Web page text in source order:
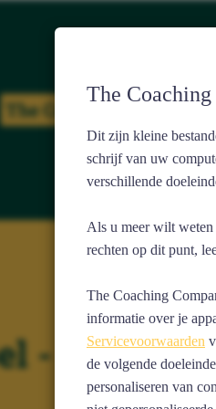
-
The
Dit zijn kleine
schrijf van uw
verschillende
Als u meer wilt weten
rechten op dit punt,
The Coaching
informatie over je
Servicevoorwaarden
de volgende
personaliseren van